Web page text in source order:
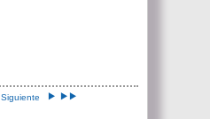
Siguiente